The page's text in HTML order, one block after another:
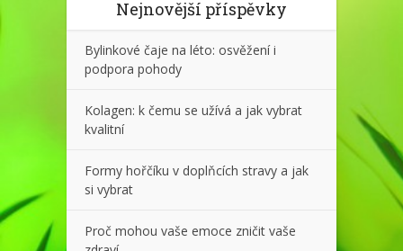
Nejnovější příspěvky
Bylinkové čaje na léto: osvěžení i
podpora pohody
Kolagen: k čemu se užívá a jak vybrat
kvalitní
Formy hořčíku v doplňcích stravy a jak
si vybrat
Proč mohou vaše emoce zničit vaše